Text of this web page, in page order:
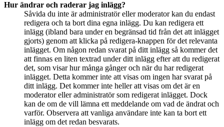
Hur ändrar och raderar jag inlägg?
Såvida du inte är administratör eller moderator kan du endast
redigera och ta bort dina egna inlägg. Du kan redigera ett
inlägg (ibland bara under en begränsad tid från det att inlägget
gjorts) genom att klicka på redigera-knappen för det relevanta
inlägget. Om någon redan svarat på ditt inlägg så kommer det
att finnas en liten textrad under ditt inlägg efter att du redigerat
det, som visar hur många gånger och när du har redigerat
inlägget. Detta kommer inte att visas om ingen har svarat på
ditt inlägg. Det kommer inte heller att visas om det är en
moderator eller administratör som redigerat inlägget. Dock
kan de om de vill lämna ett meddelande om vad de ändrat och
varför. Observera att vanliga användare inte kan ta bort ett
inlägg om det redan besvarats.